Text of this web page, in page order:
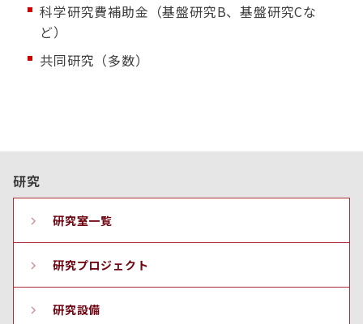
科学研究費補助金（基盤研究B、基盤研究Cな
ど）
共同研究（多数）
研究
研究室一覧
研究プロジェクト
研究設備